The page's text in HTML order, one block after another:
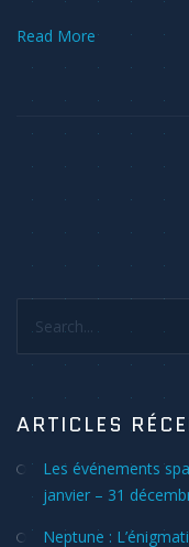
Read More
ARTICLES
Les événements
janvier – 31
Neptune :